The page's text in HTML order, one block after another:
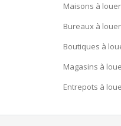
Maisons à
Bureaux à
Boutiques à
Magasins à
Entrepots à